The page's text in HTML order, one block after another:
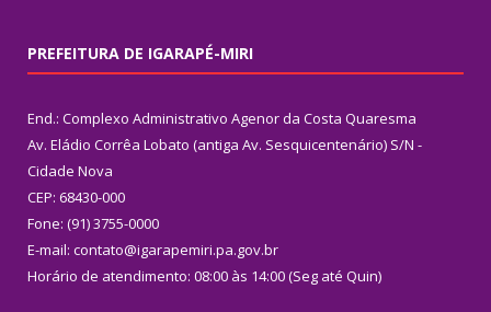
PREFEITURA DE IGARAPÉ-MIRI
End.: Complexo Administrativo Agenor da Costa Quaresma
Av. Eládio Corrêa Lobato (antiga Av. Sesquicentenário) S/N -
Cidade Nova
CEP: 68430-000
Fone: (91) 3755-0000
E-mail: contato@igarapemiri.pa.gov.br
Horário de atendimento: 08:00 às 14:00 (Seg até Quin)